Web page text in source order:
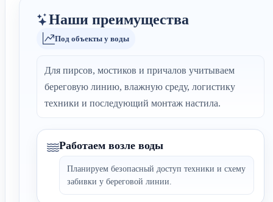
Наши преимущества
Под объекты у воды
Для пирсов, мостиков и причалов учитываем
береговую линию, влажную среду, логистику
техники и последующий монтаж настила.
Работаем возле воды
Планируем безопасный доступ техники и схему
забивки у береговой линии.